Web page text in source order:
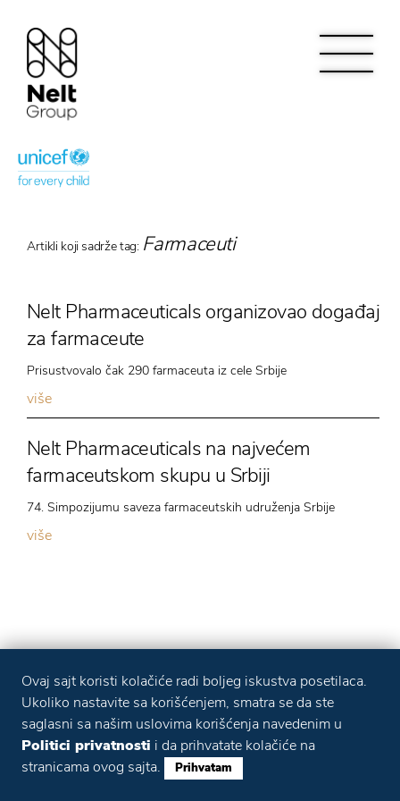
Artikli koji sadrže tag: Farmaceuti
Nelt Pharmaceuticals organizovao događaj
za farmaceute
Prisustvovalo čak 290 farmaceuta iz cele Srbije
više
Nelt Pharmaceuticals na najvećem
farmaceutskom skupu u Srbiji
74. Simpozijumu saveza farmaceutskih udruženja Srbije
više
Ovaj sajt koristi kolačiće radi boljeg iskustva posetilaca.
Ukoliko nastavite sa korišćenjem, smatra se da ste
saglasni sa našim uslovima korišćenja navedenim u
Politici privatnosti i da prihvatate kolačiće na
stranicama ovog sajta.
Prihvatam